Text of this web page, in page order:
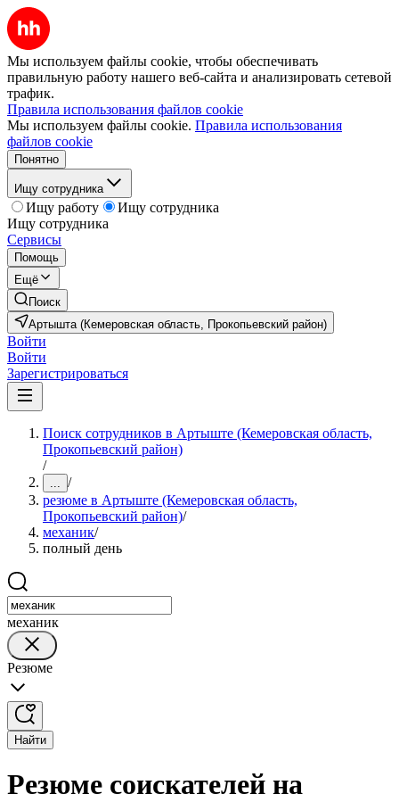
Мы используем файлы cookie, чтобы обеспечивать
правильную работу нашего веб-сайта и анализировать сетевой
трафик.
Правила использования файлов cookie
Мы используем файлы cookie. Правила использования
файлов cookie
Понятно
Ищу сотрудника
Ищу работу
Ищу сотрудника
Ищу сотрудника
Сервисы
Помощь
Ещё
Поиск
Артышта (Кемеровская область, Прокопьевский район)
Войти
Войти
Зарегистрироваться
Поиск сотрудников в Артыште (Кемеровская область,
Прокопьевский район)
/
... /
резюме в Артыште (Кемеровская область,
Прокопьевский район)/
механик/
полный день
механик
Резюме
Найти
Резюме соискателей на